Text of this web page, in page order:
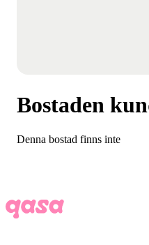
Bostaden
Denna bostad finns inte